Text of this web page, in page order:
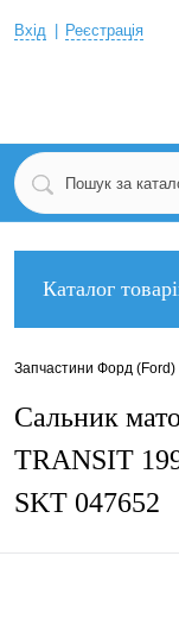
Вхід Реєстрація
Каталог
Запчастини Форд (Ford)
Сальник
TRANSIT
SKT 047652